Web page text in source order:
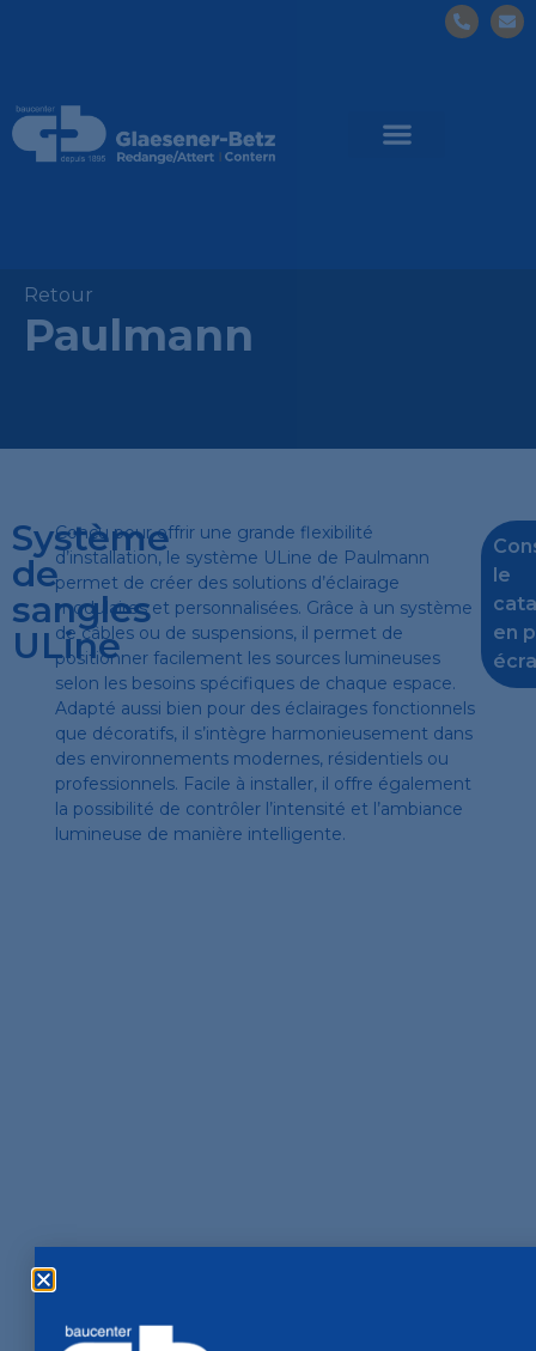
Retour
Paulmann
Système
de
sangles
ULine
Conçu pour offrir une grande flexibilité
d’installation, le système ULine de Paulmann
permet de créer des solutions d’éclairage
modulaires et personnalisées. Grâce à un système
de câbles ou de suspensions, il permet de
positionner facilement les sources lumineuses
selon les besoins spécifiques de chaque espace.
Adapté aussi bien pour des éclairages fonctionnels
que décoratifs, il s’intègre harmonieusement dans
des environnements modernes, résidentiels ou
professionnels. Facile à installer, il offre également
la possibilité de contrôler l’intensité et l’ambiance
lumineuse de manière intelligente.
le
en